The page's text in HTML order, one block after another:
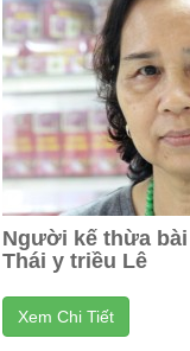
Người kế thừa
Thái y triều Lê
Xem Chi Tiết